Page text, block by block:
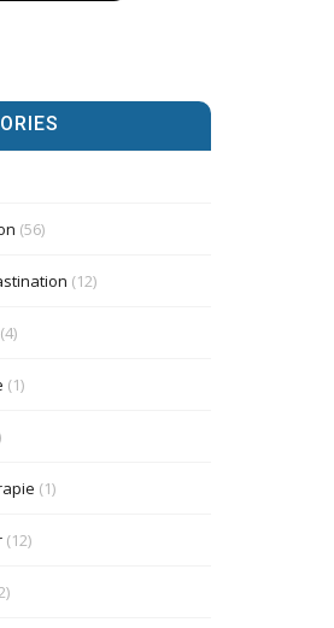
(56)
(12)
(1)
(1)
(12)